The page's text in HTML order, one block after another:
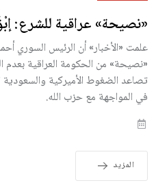
«نصيحة» عراقية للشرع:
علمت «الأخبار» أن الرئيس السوري
«نصيحة» من الحكومة العراقية بعدم
تصاعد الضغوط الأميركية
في المواجهة مع حزب الله.
المزيد